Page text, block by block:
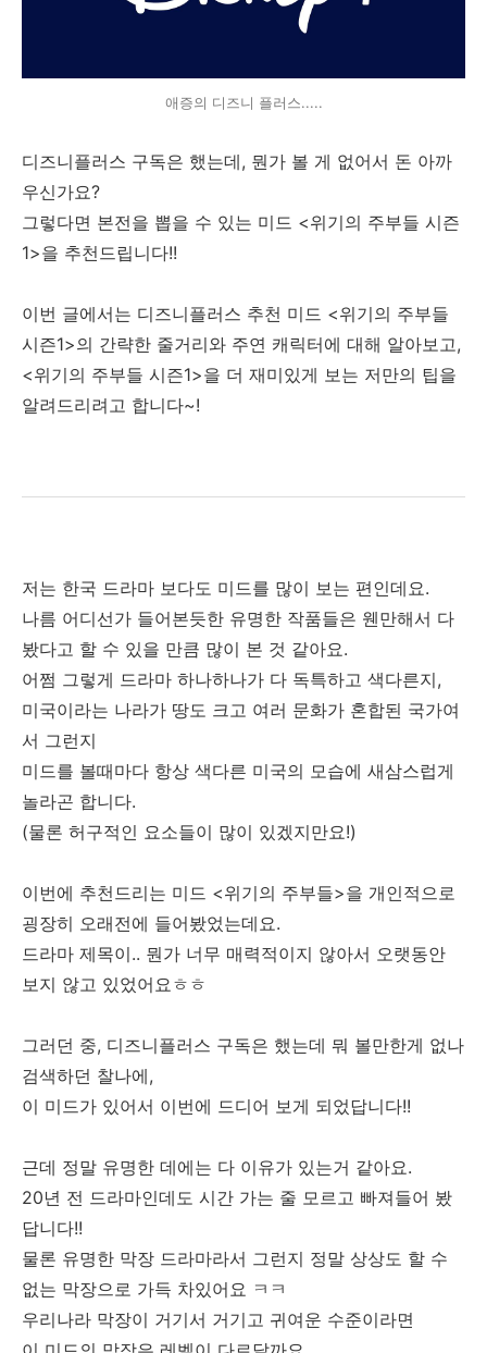
애증의 디즈니 플러스.....
디즈니플러스 구독은 했는데, 뭔가 볼 게 없어서 돈 아까
우신가요?
그렇다면 본전을 뽑을 수 있는 미드 <위기의 주부들 시즌
1>을 추천드립니다!!
이번 글에서는 디즈니플러스 추천 미드 <위기의 주부들
시즌1>의 간략한 줄거리와 주연 캐릭터에 대해 알아보고,
<위기의 주부들 시즌1>을 더 재미있게 보는 저만의 팁을
알려드리려고 합니다~!
저는 한국 드라마 보다도 미드를 많이 보는 편인데요.
나름 어디선가 들어본듯한 유명한 작품들은 웬만해서 다
봤다고 할 수 있을 만큼 많이 본 것 같아요.
어쩜 그렇게 드라마 하나하나가 다 독특하고 색다른지,
미국이라는 나라가 땅도 크고 여러 문화가 혼합된 국가여
서 그런지
미드를 볼때마다 항상 색다른 미국의 모습에 새삼스럽게
놀라곤 합니다.
(물론 허구적인 요소들이 많이 있겠지만요!)
이번에 추천드리는 미드 <위기의 주부들>을 개인적으로
굉장히 오래전에 들어봤었는데요.
드라마 제목이.. 뭔가 너무 매력적이지 않아서 오랫동안
보지 않고 있었어요ㅎㅎ
그러던 중, 디즈니플러스 구독은 했는데 뭐 볼만한게 없나
검색하던 찰나에,
이 미드가 있어서 이번에 드디어 보게 되었답니다!!
근데 정말 유명한 데에는 다 이유가 있는거 같아요.
20년 전 드라마인데도 시간 가는 줄 모르고 빠져들어 봤
답니다!!
물론 유명한 막장 드라마라서 그런지 정말 상상도 할 수
없는 막장으로 가득 차있어요 ㅋㅋ
우리나라 막장이 거기서 거기고 귀여운 수준이라면